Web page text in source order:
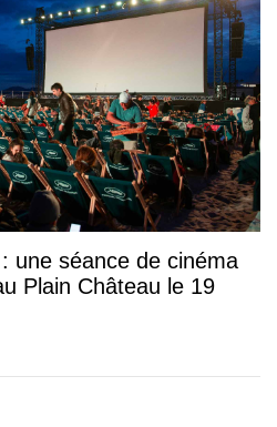
une séance de cinéma
Plain Château le 19